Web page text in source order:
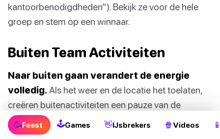
kantoorbenodigdheden”). Bekijk ze voor de hele
groep en stem op een winnaar.
Buiten Team Activiteiten
Naar buiten gaan verandert de energie
volledig. Als het weer en de locatie het toelaten,
creëren buitenactiviteiten een pauze van de
werkomgeving die binnen spelletjes niet kunnen
evenaren.
🥳Feest 🕹Games 👋IJsbrekers 🍿 Videos